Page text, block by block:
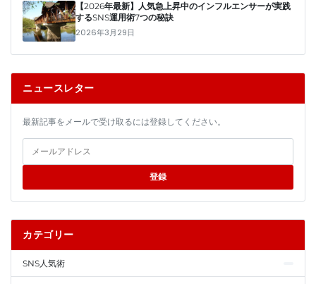
【2026年最新】人気急上昇中のインフルエンサーが実践
するSNS運用術7つの秘訣
2026年3月29日
ニュースレター
最新記事をメールで受け取るには登録してください。
登録
カテゴリー
SNS人気術